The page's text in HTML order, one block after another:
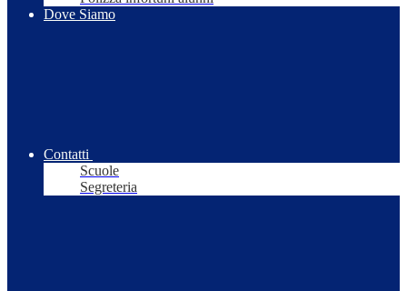
Dove Siamo
Contatti
Scuole
Segreteria